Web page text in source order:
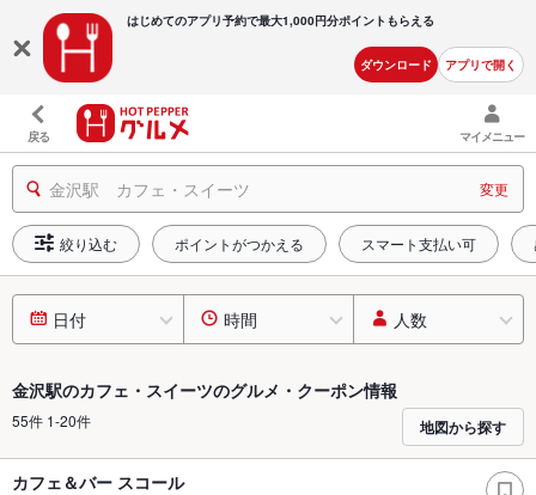
はじめてのアプリ予約で最大1,000円分ポイントもらえる
ダウンロード アプリで開く
戻る マイメニュー
金沢駅 カフェ・スイーツ 変更
絞り込む ポイントがつかえる スマート支払い可
日付 時間 人数
金沢駅のカフェ・スイーツのグルメ・クーポン情報
55件 1-20件 地図から探す
カフェ＆バー スコール